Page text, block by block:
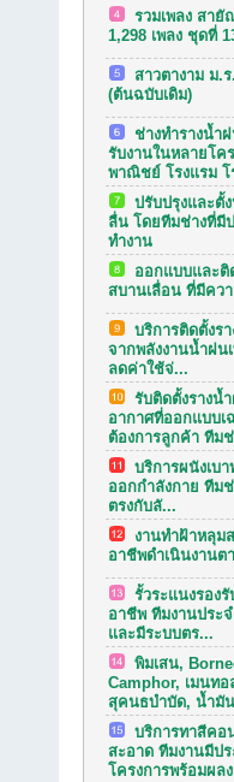
รวมเพลง สา
1,298 เพลง ชุดที่
สาวตางาม ม.
(ต้นฉบับเดิม)
ช่างทำรางน้ำ
รับงานในหลายโค
พาณิชย์ โรงแรม โ
ปรับปรุงและตั้
ลื่น โดยทีมช่างที่มี
ทำงาน
ออกแบบและติ
สบานเลื่อน ที่มีคว
บริการติดตั้งร
จากพลังงานน้ำฝน
ลดค่าใช้จ่...
รับติดตั้งรางน้
อากาศที่ออกแบบเ
ต้องการลูกค้า ทีม
บริการผนังเบ
ออกกำลังกาย ทีม
ตรงกับลั...
งานทำฝ้าหลุม
อาชีพดำเนินงานต
รั้วระแนงรอง
อาชีพ ทีมงานประ
และมีระบบตร...
พิมเสน,
Camphor, เมนท
สุคนธบำบัด, น้ำมัน
บริการทาสีคอ
สะอาด ทีมงานมีป
โครงการพร้อมผล